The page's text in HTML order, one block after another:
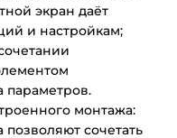
экран даёт
и настройкам;
параметров.
монтажа:
сочетать